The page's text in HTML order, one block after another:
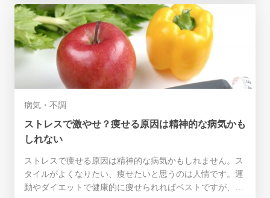
病気・不調
ストレスで激やせ？痩せる原因は精神的な病気かも
しれない
ストレスで痩せる原因は精神的な病気かもしれません。ス
タイルがよくなりたい、痩せたいと思うのは人情です。運
動やダイエットで健康的に痩せられればベストですが、中